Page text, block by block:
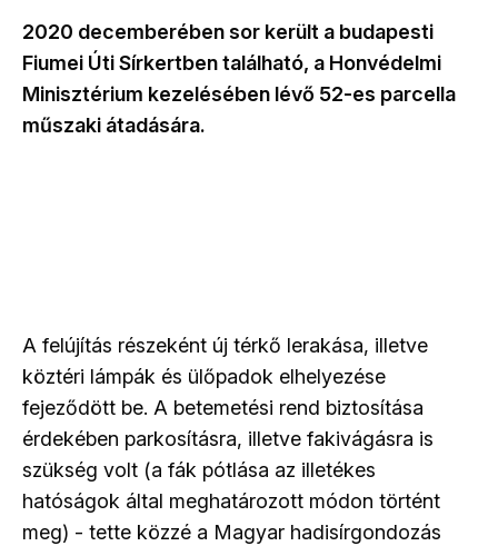
2020 decemberében sor került a budapesti
Fiumei Úti Sírkertben található, a Honvédelmi
Minisztérium kezelésében lévő 52-es parcella
műszaki átadására.
A felújítás részeként új térkő lerakása, illetve
köztéri lámpák és ülőpadok elhelyezése
fejeződött be. A betemetési rend biztosítása
érdekében parkosításra, illetve fakivágásra is
szükség volt (a fák pótlása az illetékes
hatóságok által meghatározott módon történt
meg) - tette közzé a Magyar hadisírgondozás